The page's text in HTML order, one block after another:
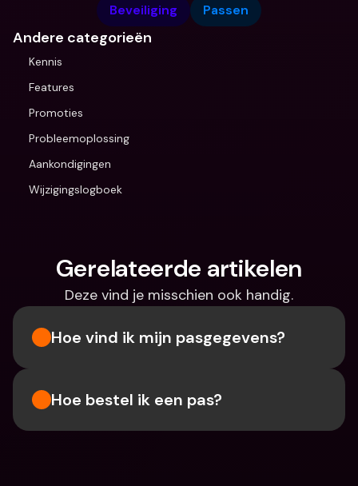
Beveiliging Passen
Andere categorieën
Kennis
Features
Promoties
Probleemoplossing
Aankondigingen
Wijzigingslogboek
Gerelateerde artikelen
Deze vind je misschien ook handig.
Hoe vind ik mijn pasgegevens?
Hoe bestel ik een pas?